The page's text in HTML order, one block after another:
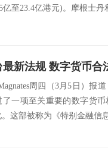
亿至23.4亿港元)。摩根士丹
最新法规 数字货币合
周四（3月5日）报
了一项至关重要的数字货
这部被称为《特别金融信